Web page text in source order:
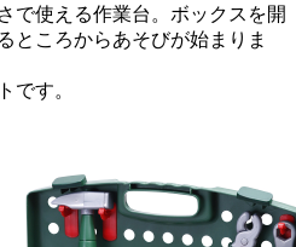
で使える作業台。ボックスを開
ところからあそびが始まりま
です。